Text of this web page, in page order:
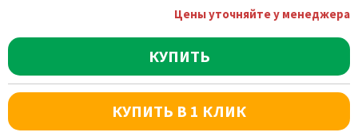
Цены уточняйте у менеджера
КУПИТЬ
КУПИТЬ В 1 КЛИК